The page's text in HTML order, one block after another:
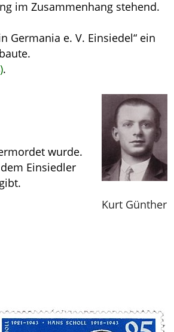
im Zusammenhang stehend.
Germania e. V. Einsiedel“ ein
.
Kurt Günther
wurde.
Einsiedler